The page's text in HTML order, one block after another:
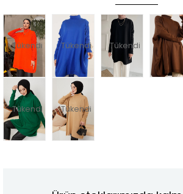
Tükendi Tükendi Tükendi
Tükendi Tükendi